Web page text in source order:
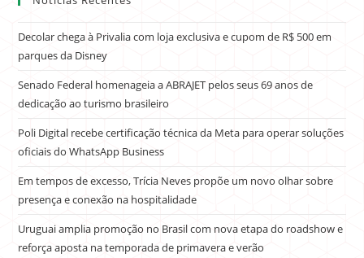
Decolar chega à Privalia com loja exclusiva e cupom de R$ 500 em
parques da Disney
Senado Federal homenageia a ABRAJET pelos seus 69 anos de
dedicação ao turismo brasileiro
Poli Digital recebe certificação técnica da Meta para operar soluções
oficiais do WhatsApp Business
Em tempos de excesso, Trícia Neves propõe um novo olhar sobre
presença e conexão na hospitalidade
Uruguai amplia promoção no Brasil com nova etapa do roadshow e
reforça aposta na temporada de primavera e verão